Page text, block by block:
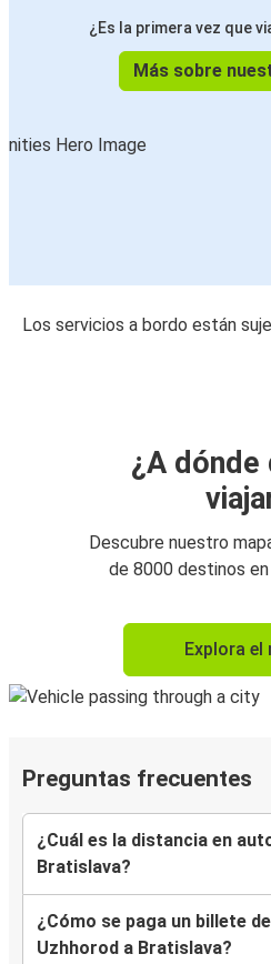
¿Es la primera vez que
Más sobre
Los servicios a bordo están
¿A dónde
Descubre nuestro
de 8000 destinos
Explora el
Preguntas frecuentes
¿Cuál es la distancia en
Bratislava?
¿Cómo se paga un billete
Uzhhorod a Bratislava?